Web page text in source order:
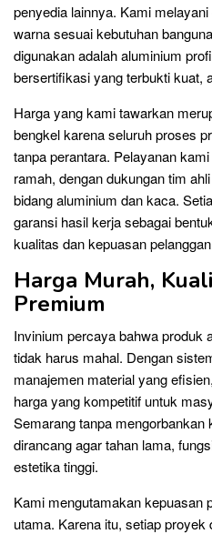
penyedia lainnya. Kami
warna sesuai kebutuhan
digunakan adalah aluminium
bersertifikasi yang terbukti kuat,
Harga yang kami tawarkan
bengkel karena seluruh proses
tanpa perantara. Pelayanan
ramah, dengan dukungan tim
bidang aluminium dan kaca.
garansi hasil kerja sebagai
kualitas dan kepuasan
Harga Murah,
Premium
Invinium percaya bahwa produk
tidak harus mahal. Dengan
manajemen material yang
harga yang kompetitif untuk
Semarang tanpa mengorbankan
dirancang agar tahan lama,
estetika tinggi.
Kami mengutamakan kepuasan
utama. Karena itu, setiap